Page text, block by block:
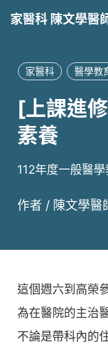
家醫科 陳文學醫
家醫科 醫學教
[上課進
素養
112年度一般醫
作者 / 陳文學醫
這個週六到高榮
為在醫院的主治
不論是帶科內的